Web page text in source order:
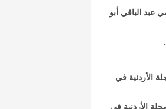
الأول، دار النهضة العربية/ القاهرة، الطبعة الثانية، 1995م، ص394؛ د/ سامي عبد الباقي أبو
الأردنية في
الأردنية في